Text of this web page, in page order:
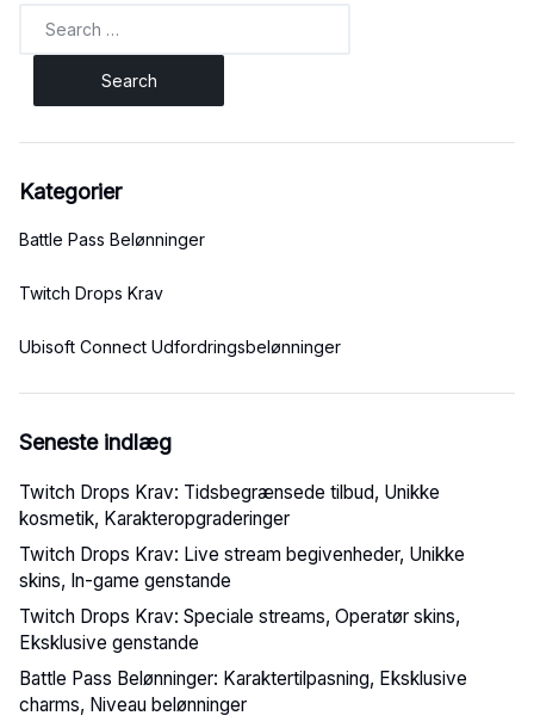
Search
Kategorier
Battle Pass Belønninger
Twitch Drops Krav
Ubisoft Connect Udfordringsbelønninger
Seneste indlæg
Twitch Drops Krav: Tidsbegrænsede tilbud, Unikke
kosmetik, Karakteropgraderinger
Twitch Drops Krav: Live stream begivenheder, Unikke
skins, In-game genstande
Twitch Drops Krav: Speciale streams, Operatør skins,
Eksklusive genstande
Battle Pass Belønninger: Karaktertilpasning, Eksklusive
charms, Niveau belønninger